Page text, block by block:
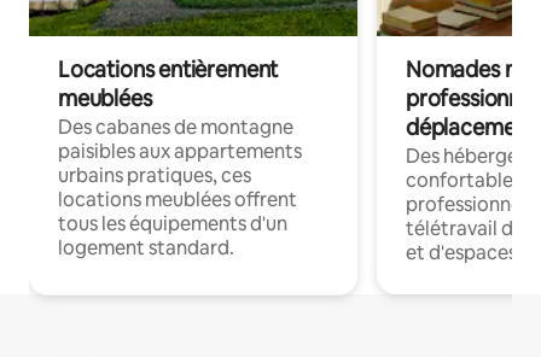
Locations entièrement
meublées
Des cabanes de montagne
paisibles aux appartements
urbains pratiques, ces
locations meublées offrent
tous les équipements d'un
logement standard.
Nomades
déplacement
Des
confortables
professionnels
télétravail
et d'espaces